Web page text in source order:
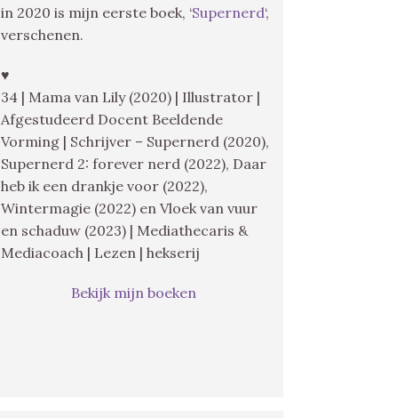
in 2020 is mijn eerste boek, ‘Supernerd‘,
verschenen.
♥
34 | Mama van Lily (2020) | Illustrator |
Afgestudeerd Docent Beeldende
Vorming | Schrijver – Supernerd (2020),
Supernerd 2: forever nerd (2022), Daar
heb ik een drankje voor (2022),
Wintermagie (2022) en Vloek van vuur
en schaduw (2023) | Mediathecaris &
Mediacoach | Lezen | hekserij
Bekijk mijn boeken